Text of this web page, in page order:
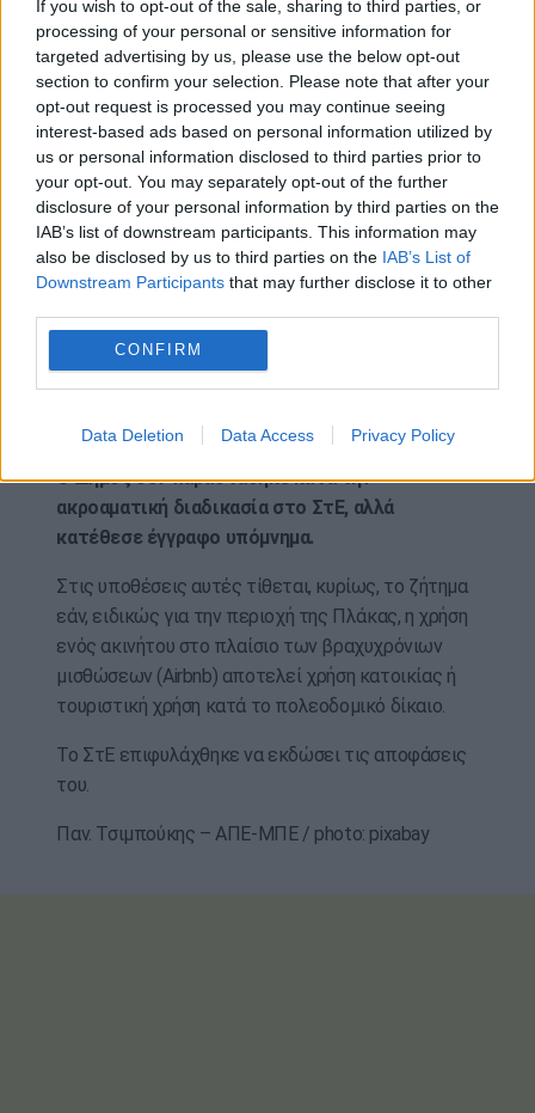
If you wish to opt-out of the sale, sharing to third parties, or
processing of your personal or sensitive information for
targeted advertising by us, please use the below opt-out
section to confirm your selection. Please note that after your
opt-out request is processed you may continue seeing
interest-based ads based on personal information utilized by
us or personal information disclosed to third parties prior to
your opt-out. You may separately opt-out of the further
disclosure of your personal information by third parties on the
IAB’s list of downstream participants. This information may
also be disclosed by us to third parties on the IAB’s List of
Downstream Participants that may further disclose it to other
CONFIRM
Data Deletion Data Access Privacy Policy
στοιχείο του πολεοδομικού σχεδιασμού, στο
πλαίσιο της ανάγκης εξυπηρέτησης της
λειτουργικότητας και της ανάπτυξης των
οικισμών και της εξασφάλισης των καλύτερων
δυνατών όρων διαβίωσης.
Κατά συνέπεια «ο καθορισμός των χρήσεων γης
είναι απολύτως δεσμευτικός, υπό την έννοια ότι
από τη θέση σε ισχύ της σχετικής απόφασης
καθορισμού των χρήσεων γης, επιτρέπονται μόνο
αντιστοιχούν στις κατηγορίες που προβλέπονται
με βάση τη γενική και ειδική πολεοδομική
νόθευση τους».
Ο Δήμος δεν παραστάθηκε κατά την
ακροαματική διαδικασία στο ΣτΕ, αλλά
κατέθεσε έγγραφο υπόμνημα.
Στις υποθέσεις αυτές τίθεται, κυρίως, το ζήτημα
εάν, ειδικώς για την περιοχή της Πλάκας, η χρήση
ενός ακινήτου στο πλαίσιο των βραχυχρόνιων
μισθώσεων (Airbnb) αποτελεί χρήση κατοικίας ή
τουριστική χρήση κατά το πολεοδομικό δίκαιο.
Το ΣτΕ επιφυλάχθηκε να εκδώσει τις αποφάσεις
του.
Παν. Τσιμπούκης – ΑΠΕ-ΜΠΕ / photo: pixabay